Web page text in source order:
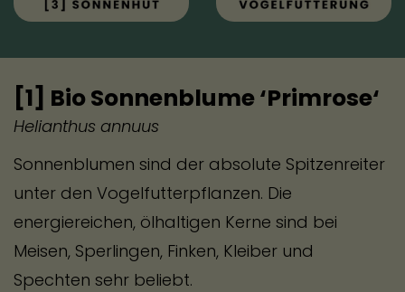
[1] Bio Sonnenblume ‘Primrose‘
Helianthus annuus
Sonnenblumen sind der absolute Spitzenreiter
unter den Vogelfutterpflanzen. Die
energiereichen, ölhaltigen Kerne sind bei
Meisen, Sperlingen, Finken, Kleiber und
Spechten sehr beliebt.